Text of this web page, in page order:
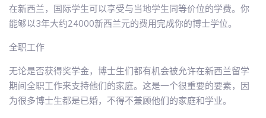
在新西兰，国际学生可以享受与当地学生同等价位的学费。你
能够以3年大约24000新西兰元的费用完成你的博士学位。
全职工作
无论是否获得奖学金，博士生们都有机会被允许在新西兰留学
期间全职工作来支持他们的家庭。这是一个很重要的要素，因
为很多博士生都是已婚，不得不兼顾他们的家庭和学业。